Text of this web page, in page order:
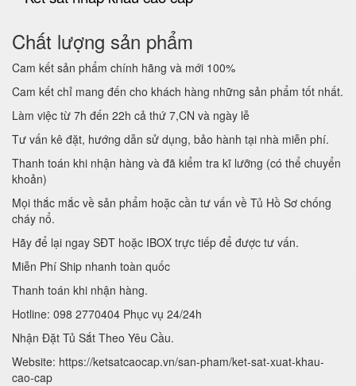
Chất lượng sản phẩm
Cam kết sản phẩm chính hãng và mới 100%
Cam kết chỉ mang đến cho khách hàng những sản phẩm tốt nhất.
Làm việc từ 7h đến 22h cả thứ 7,CN và ngày lễ
Tư vấn kê đặt, hướng dẫn sử dụng, bảo hành tại nhà miễn phí.
Thanh toán khi nhận hàng và đã kiểm tra kĩ lưỡng (có thể chuyển
khoản)
Mọi thắc mắc về sản phẩm hoặc cần tư vấn về Tủ Hồ Sơ chống
cháy nổ.
Hãy để lại ngay SĐT hoặc IBOX trực tiếp để được tư vấn.
Miễn Phí Ship nhanh toàn quốc
Thanh toán khi nhận hàng.
Hotline: 098 2770404 Phục vụ 24/24h
Nhận Đặt Tủ Sắt Theo Yêu Cầu.
Website: https://ketsatcaocap.vn/san-pham/ket-sat-xuat-khau-
cao-cap